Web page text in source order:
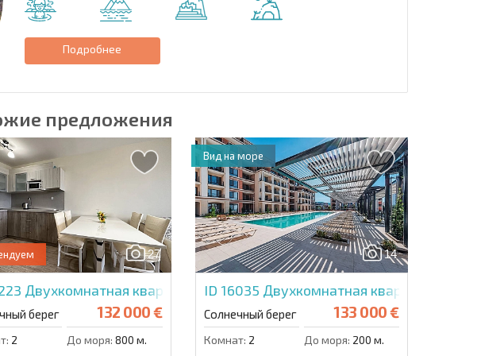
Отправить сообщение
Подробнее
предложения
Плаза
27
Двухкомнатная квартира в Каскадас 15
берег 132 000 €
2 До моря: 800 м.
14
ID 16035 Двухкомнатная квартира в
Солнечный берег 133 000 €
Комнат: 2 До моря: 200 м.
Вид на море